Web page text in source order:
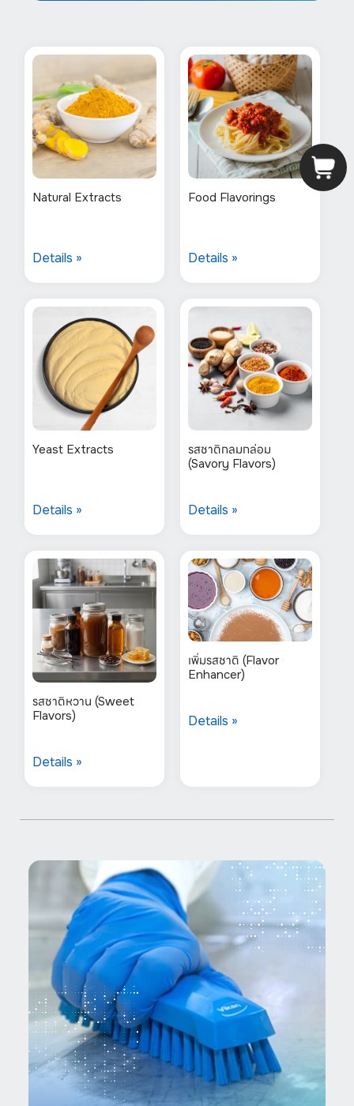
Natural Extracts
Details »
Food Flavorings
Details »
Yeast Extracts
Details »
รสชาติกลมกล่อม
(Savory Flavors)
Details »
รสชาติหวาน (Sweet
Flavors)
Details »
เพิ่มรสชาติ (Flavor
Enhancer)
Details »